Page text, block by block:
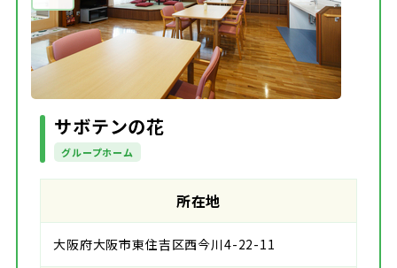
サボテンの花
グループホーム
所在地
大阪府大阪市東住吉区西今川4-22-11